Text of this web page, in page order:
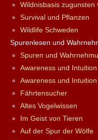
Wildnisbasis zugunsten
Survival und Pflanzen
Wildlife Schweden
Spurenlesen und
Spuren und
Awareness und Intuition
Awareness und Intuition
Fährtensucher
Altes Vogelwissen
Im Geist von Tieren
Auf der Spur der Wölfe